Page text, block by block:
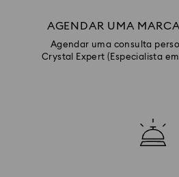
AGENDAR UMA
Agendar uma consulta
Crystal Expert (Especialista